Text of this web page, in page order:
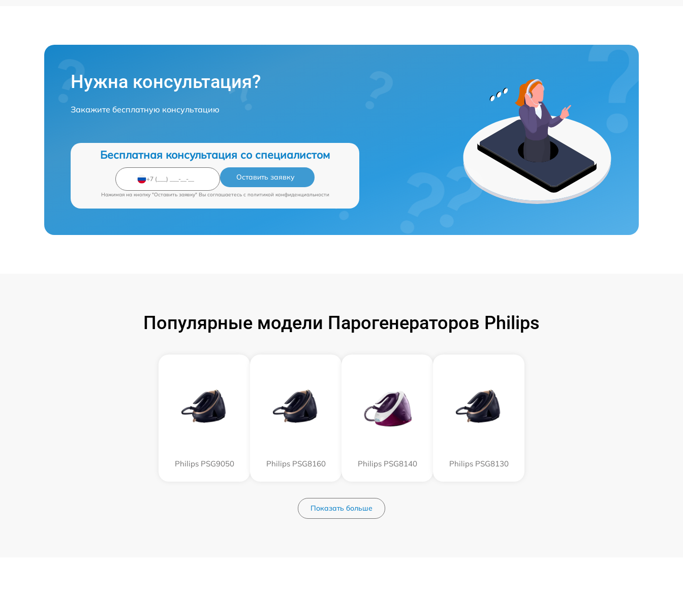
Нужна консультация?
Закажите бесплатную консультацию
Бесплатная консультация со специалистом
Оставить заявку
Нажимая на кнопку "Оставить заявку" Вы соглашаетесь c политикой конфиденциальности
Популярные модели Парогенераторов Philips
Philips PSG9050 Philips PSG8160 Philips PSG8140 Philips PSG8130
Показать больше